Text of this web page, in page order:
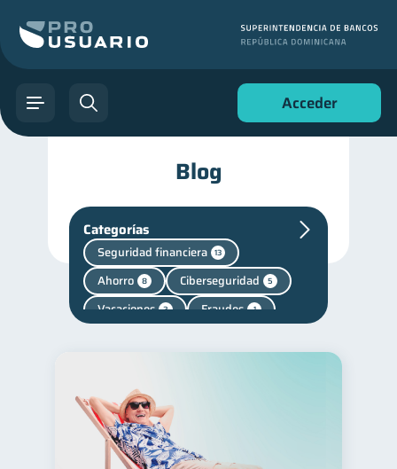
Acceder
Blog
Categorías
Seguridad financiera 13
Ahorro 8 Ciberseguridad 5
Vacaciones 2 Fraudes 1
Manejo de deudas
Educación financiera
Finanzas para jóvenes